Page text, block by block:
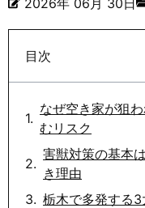
目次
なぜ空き家が狙
むリスク
害獣対策の基本
き理由
栃木で多発する